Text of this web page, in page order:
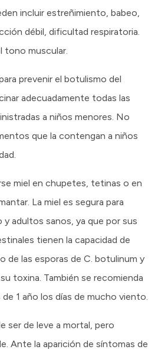
incluir estreñimiento, babeo,
débil, dificultad respiratoria.
tono muscular.
prevenir el botulismo del
adecuadamente todas las
a niños menores. No
que la contengan a niños
miel en chupetes, tetinas o en
La miel es segura para
y adultos sanos, ya que por sus
tienen la capacidad de
de las esporas de C. botulinum y
toxina. También se recomienda
1 año los días de mucho viento.
ser de leve a mortal, pero
Ante la aparición de síntomas de